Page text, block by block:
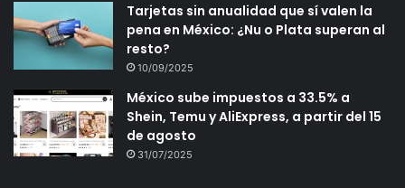
Tarjetas sin anualidad que sí valen la
pena en México: ¿Nu o Plata superan al
resto?
10/09/2025
México sube impuestos a 33.5% a
Shein, Temu y AliExpress, a partir del 15
de agosto
31/07/2025